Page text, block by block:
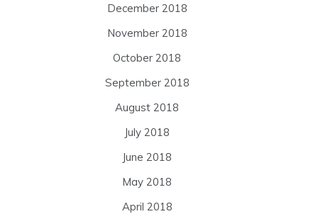
December 2018
November 2018
October 2018
September 2018
August 2018
July 2018
June 2018
May 2018
April 2018